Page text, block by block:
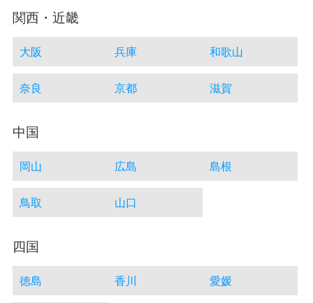
関西・近畿
大阪 兵庫 和歌山
奈良 京都 滋賀
中国
岡山 広島 島根
鳥取 山口
四国
徳島 香川 愛媛